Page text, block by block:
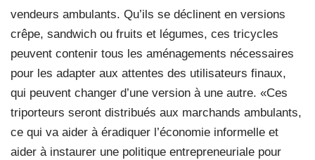
vendeurs ambulants. Qu’ils se déclinent en versions
crêpe, sandwich ou fruits et légumes, ces tricycles
peuvent contenir tous les aménagements nécessaires
pour les adapter aux attentes des utilisateurs finaux,
qui peuvent changer d’une version à une autre. «Ces
triporteurs seront distribués aux marchands ambulants,
ce qui va aider à éradiquer l’économie informelle et
aider à instaurer une politique entrepreneuriale pour